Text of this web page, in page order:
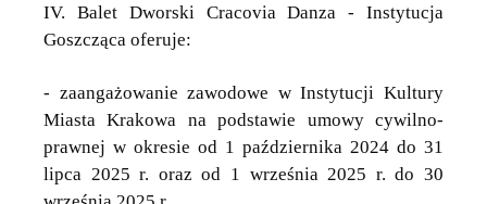
IV. Balet Dworski Cracovia Danza - Instytucja
Goszcząca oferuje:
- zaangażowanie zawodowe w Instytucji Kultury
Miasta Krakowa na podstawie umowy cywilno-
prawnej w okresie od 1 października 2024 do 31
lipca 2025 r. oraz od 1 września 2025 r. do 30